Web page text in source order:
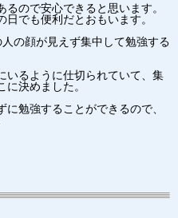
ので安心できると思います。
でも便利だとおもいます。
の顔が見えず集中して勉強する
いるように仕切られていて、集
決めました。
勉強することができるので、